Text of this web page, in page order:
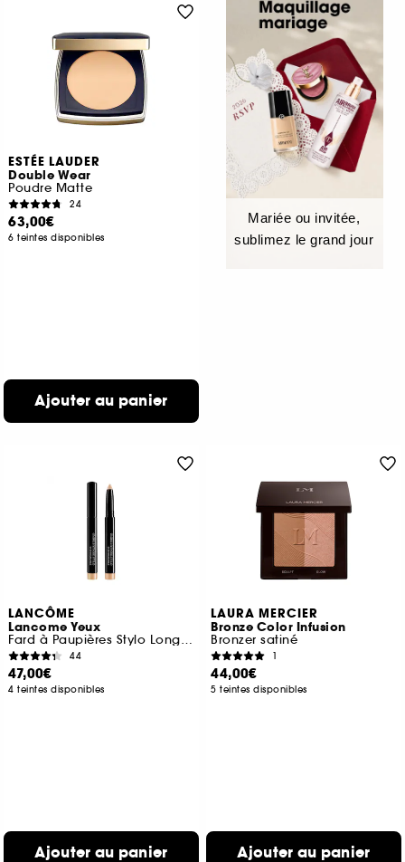
ESTÉE LAUDER
Double Wear
Poudre Matte
24
63,00€
6 teintes disponibles
Ajouter au panier
Mariée ou invitée,
sublimez le grand jour
LANCÔME
Lancome Yeux
Fard à Paupières Stylo Longue Tenue
44
47,00€
4 teintes disponibles
Ajouter au panier
LAURA MERCIER
Bronze Color Infusion
Bronzer satiné
1
44,00€
5 teintes disponibles
Ajouter au panier